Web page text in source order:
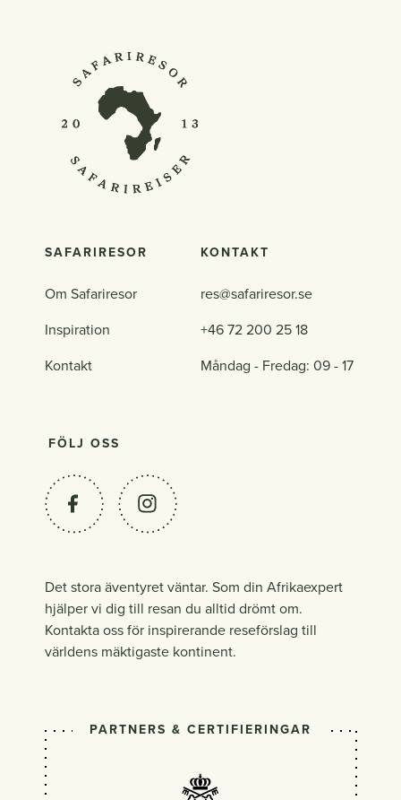
SAFARIRESOR
Om Safariresor
Inspiration
Kontakt
KONTAKT
res@safariresor.se
+46 72 200 25 18
Måndag - Fredag: 09 - 17
FÖLJ OSS
Det stora äventyret väntar. Som din Afrikaexpert
hjälper vi dig till resan du alltid drömt om.
Kontakta oss för inspirerande reseförslag till
världens mäktigaste kontinent.
PARTNERS & CERTIFIERINGAR